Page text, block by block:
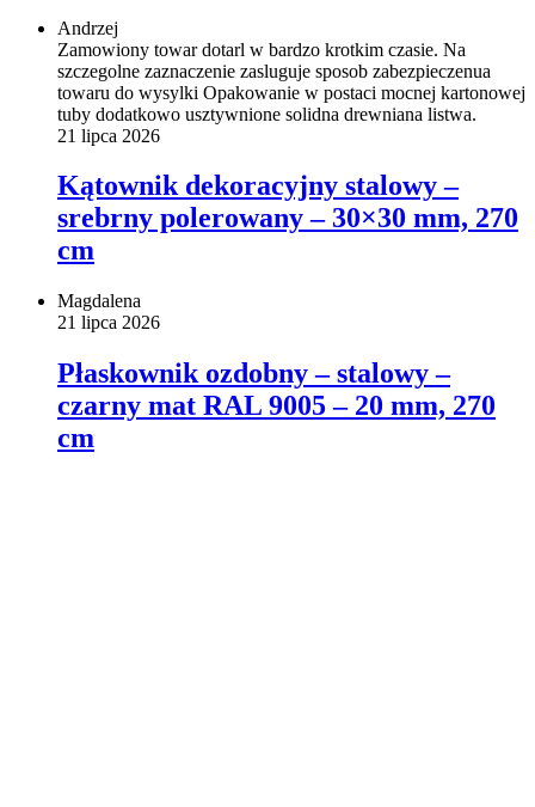
Andrzej
Zamowiony towar dotarl w bardzo krotkim czasie. Na
szczegolne zaznaczenie zasluguje sposob zabezpieczenua
towaru do wysylki Opakowanie w postaci mocnej kartonowej
tuby dodatkowo usztywnione solidna drewniana listwa.
21 lipca 2026
Kątownik dekoracyjny stalowy –
srebrny polerowany – 30×30 mm, 270
cm
Magdalena
21 lipca 2026
Płaskownik ozdobny – stalowy –
czarny mat RAL 9005 – 20 mm, 270
cm